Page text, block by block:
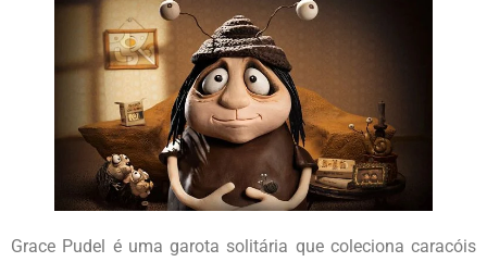
Grace Pudel é uma garota solitária que coleciona caracóis